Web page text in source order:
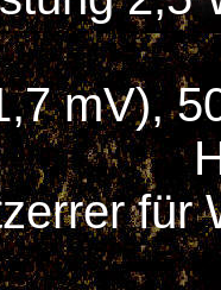
mV),
für